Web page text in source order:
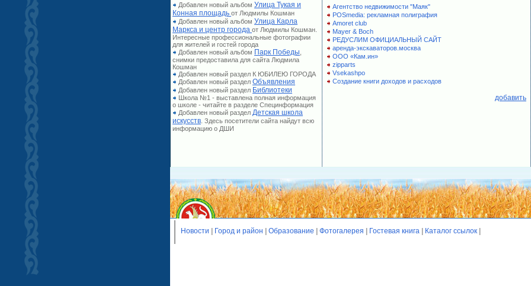
Добавлен новый альбом Улица Тукая и
Конная площадь от Людмилы Кошман
Добавлен новый альбом Улица Карла
Маркса и центр города от Людмилы Кошман.
Интересные профессиональные фотографии
для жителей и гостей города
Добавлен новый альбом Парк Победы
снимки предоставила для сайта Людмила
Кошман
Добавлен новый раздел К ЮБИЛЕЮ ГОРОДА
Добавлен новый раздел Объявления
Добавлен новый раздел Библиотеки
Школа №1 - выставлена полная информация
о школе - читайте в разделе Специнформация
Добавлен новый раздел Детская школа
искусств . Здесь посетители сайта найдут всю
информацию о ДШИ
Агентство недвижимости "Маяк"
POSmedia: рекламная полиграфия
Amoret club
Mayer & Boch
РЕДУСЛИМ ОФИЦИАЛЬНЫЙ САЙТ
аренда-экскаваторов.москва
ООО «Кам.ин»
zipparts
Vsekashpo
Создание книги доходов и расходов
добавить
Новости Город и район Образование Фотогалерея Гостевая книга Каталог ссылок